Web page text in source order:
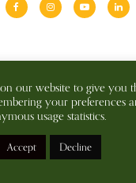
Privacy
© 2026 SAIMAALIFE MEDIA
our website to give you
your preferences
usage statistics.
Accept Decline